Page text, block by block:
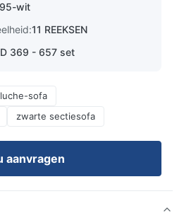
wit
11 REEKSEN
369 - 657 set
sofa
zwarte sectiesofa
aanvragen